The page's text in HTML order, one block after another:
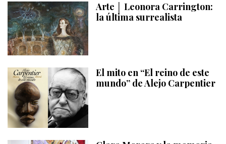
Arte │ Leonora Carrington:
la última surrealista
El mito en “El reino de este
mundo” de Alejo Carpentier